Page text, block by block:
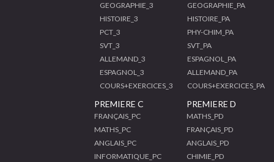
GEOGRAPHIE_3
HISTOIRE_3
PCT_3
SVT_3
ALLEMAND_3
ESPAGNOL_3
COURS+EXERCICES_3
GEOGRAPHIE_PA
HISTOIRE_PA
PHY-CHIM_PA
SVT_PA
ESPAGNOL_PA
ALLEMAND_PA
COURS+EXERCICES_PA
PREMIERE C
FRANÇAIS_PC
MATHS_PC
ANGLAIS_PC
INFORMATIQUE_PC
PREMIERE D
MATHS_PD
FRANÇAIS_PD
ANGLAIS_PD
CHIMIE_PD